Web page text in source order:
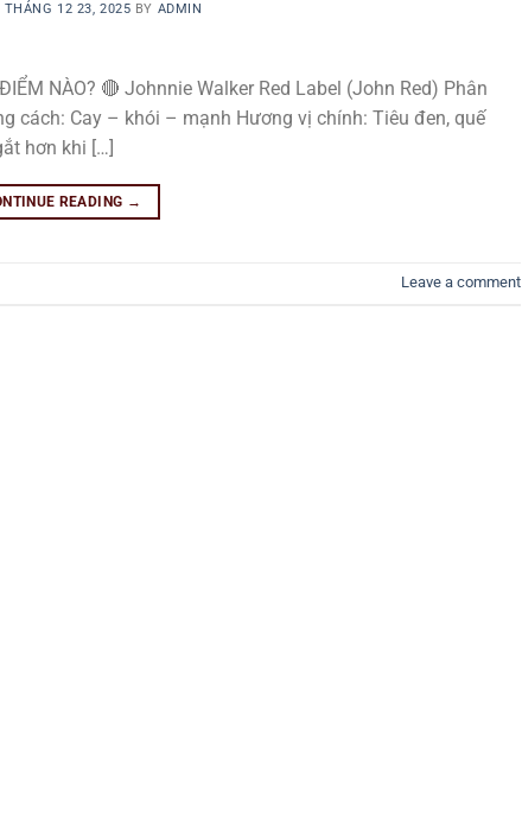
THÁNG 12 23, 2025 BY ADMIN
NÀO? 🔴 Johnnie Walker Red Label (John Red) Phân
cách: Cay – khói – mạnh Hương vị chính: Tiêu đen, quế
hơn khi […]
READING →
Leave a comment